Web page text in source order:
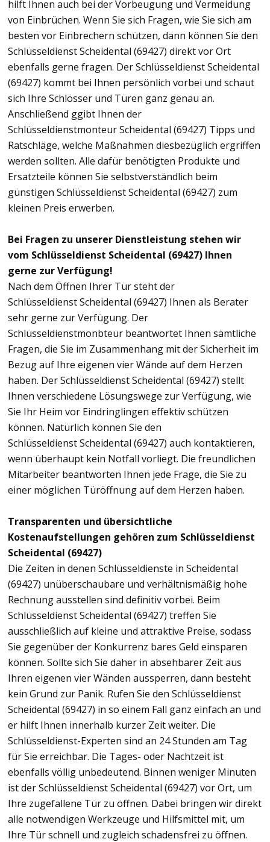
hilft Ihnen auch bei der Vorbeugung und Vermeidung
von Einbrüchen. Wenn Sie sich Fragen, wie Sie sich am
besten vor Einbrechern schützen, dann können Sie den
Schlüsseldienst Scheidental (69427) direkt vor Ort
ebenfalls gerne fragen. Der Schlüsseldienst Scheidental
(69427) kommt bei Ihnen persönlich vorbei und schaut
sich Ihre Schlösser und Türen ganz genau an.
Anschließend ggibt Ihnen der
Schlüsseldienstmonteur Scheidental (69427) Tipps und
Ratschläge, welche Maßnahmen diesbezüglich ergriffen
werden sollten. Alle dafür benötigten Produkte und
Ersatzteile können Sie selbstverständlich beim
günstigen Schlüsseldienst Scheidental (69427) zum
kleinen Preis erwerben.
Bei Fragen zu unserer Dienstleistung stehen wir
vom Schlüsseldienst Scheidental (69427) Ihnen
gerne zur Verfügung!
Nach dem Öffnen Ihrer Tür steht der
Schlüsseldienst Scheidental (69427) Ihnen als Berater
sehr gerne zur Verfügung. Der
Schlüsseldienstmonbteur beantwortet Ihnen sämtliche
Fragen, die Sie im Zusammenhang mit der Sicherheit im
Bezug auf Ihre eigenen vier Wände auf dem Herzen
haben. Der Schlüsseldienst Scheidental (69427) stellt
Ihnen verschiedene Lösungswege zur Verfügung, wie
Sie Ihr Heim vor Eindringlingen effektiv schützen
können. Natürlich können Sie den
Schlüsseldienst Scheidental (69427) auch kontaktieren,
wenn überhaupt kein Notfall vorliegt. Die freundlichen
Mitarbeiter beantworten Ihnen jede Frage, die Sie zu
einer möglichen Türöffnung auf dem Herzen haben.
Transparenten und übersichtliche
Kostenaufstellungen gehören zum Schlüsseldienst
Scheidental (69427)
Die Zeiten in denen Schlüsseldienste in Scheidental
(69427) unüberschaubare und verhältnismäßig hohe
Rechnung ausstellen sind definitiv vorbei. Beim
Schlüsseldienst Scheidental (69427) treffen Sie
ausschließlich auf kleine und attraktive Preise, sodass
Sie gegenüber der Konkurrenz bares Geld einsparen
können. Sollte sich Sie daher in absehbarer Zeit aus
Ihren eigenen vier Wänden aussperren, dann besteht
kein Grund zur Panik. Rufen Sie den Schlüsseldienst
Scheidental (69427) in so einem Fall ganz einfach an und
er hilft Ihnen innerhalb kurzer Zeit weiter. Die
Schlüsseldienst-Experten sind an 24 Stunden am Tag
für Sie erreichbar. Die Tages- oder Nachtzeit ist
ebenfalls völlig unbedeutend. Binnen weniger Minuten
ist der Schlüsseldienst Scheidental (69427) vor Ort, um
Ihre zugefallene Tür zu öffnen. Dabei bringen wir direkt
alle notwendigen Werkzeuge und Hilfsmittel mit, um
Ihre Tür schnell und zugleich schadensfrei zu öffnen.